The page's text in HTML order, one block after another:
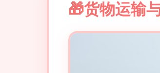
货物运输